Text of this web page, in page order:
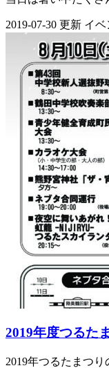
2019-07-30 更新 イベ
2019年度つるた
2019年つるたまつ